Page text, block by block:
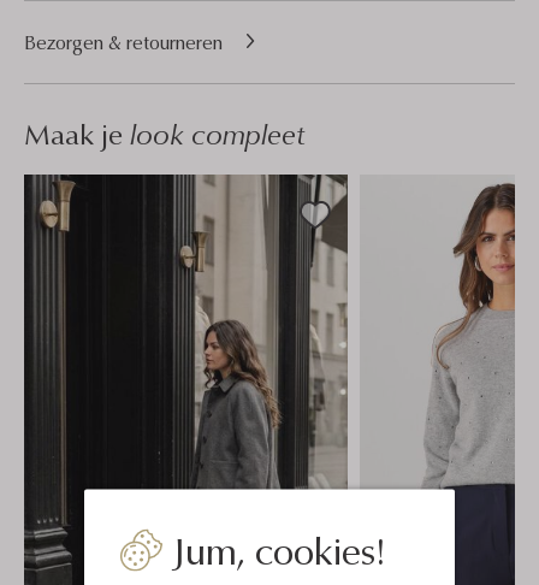
Jum, cookies!
Bezorgen & retourneren
Maak je look compleet